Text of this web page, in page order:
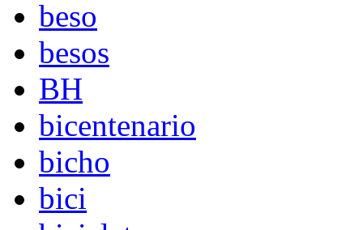
beso
besos
BH
bicentenario
bicho
bici